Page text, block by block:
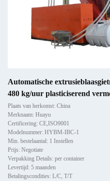
Automatische
480 kg/uur plasticiserend
Plaats van herkomst: China
Merknaam: Huayu
Certificering: CE,ISO9001
Modelnummer: HYBM-IBC-1
Min. bestelaantal: 1 Instellen
Prijs: Negotiate
Verpakking Details: per container
Levertijd: 5 maanden
Betalingscondities: L/C, T/T